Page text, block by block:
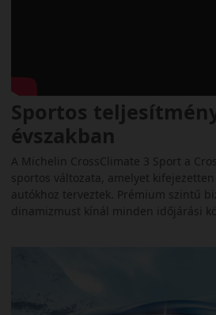
Sportos
évszakban
A Michelin CrossClimate 3 Sport a
sportos változata, amelyet
autókhoz terveztek. Prémium szintű
dinamizmust kínál minden időjárási